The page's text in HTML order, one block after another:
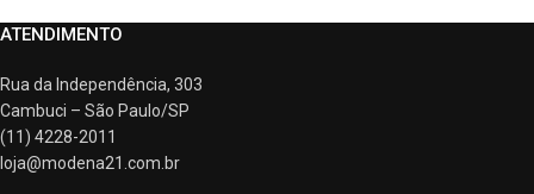
ATENDIMENTO
Rua da Independência, 303
Cambuci – São Paulo/SP
(11) 4228-2011
loja@modena21.com.br